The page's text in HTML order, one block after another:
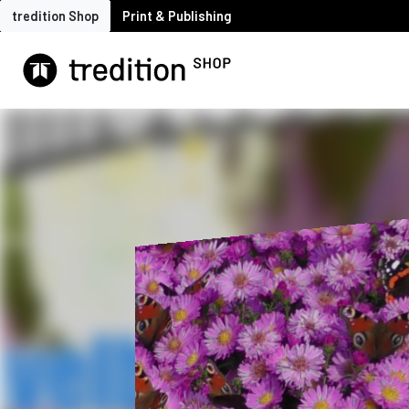
tredition Shop Print & Publishing